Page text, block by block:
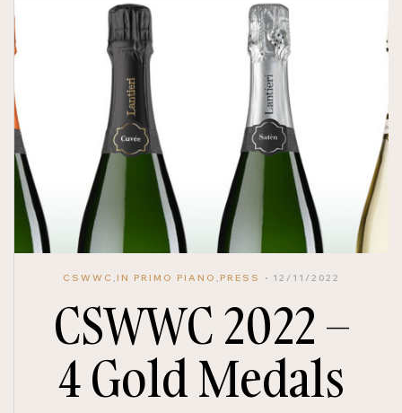
CSWWC , IN PRIMO PIANO , PRESS 12/11/2022
CSWWC 2022 –
4 Gold Medals